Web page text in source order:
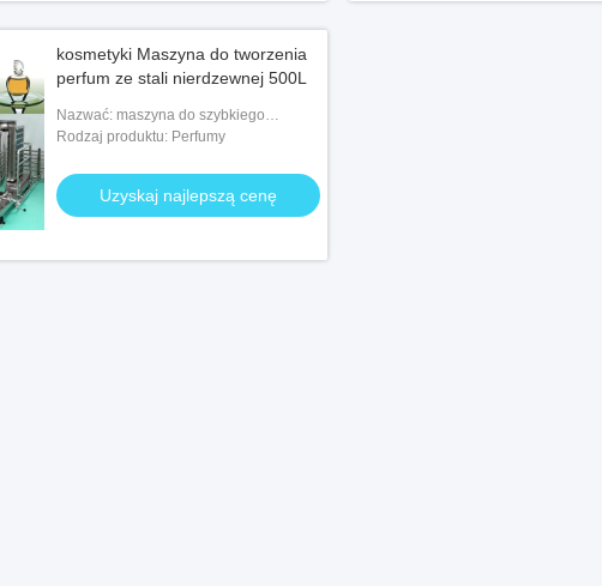
kosmetyki Maszyna do tworzenia
perfum ze stali nierdzewnej 500L
Nazwać: maszyna do szybkiego
zamrażania
Rodzaj produktu: Perfumy
Uzyskaj najlepszą cenę